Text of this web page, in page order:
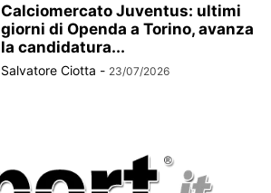
Calciomercato Juventus: ultimi
giorni di Openda a Torino, avanza
la candidatura...
Salvatore Ciotta - 23/07/2026